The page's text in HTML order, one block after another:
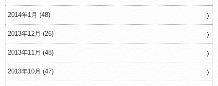
2014年1月 (48)
2013年12月 (26)
2013年11月 (48)
2013年10月 (47)